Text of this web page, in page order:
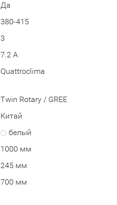
Да
380-415
3
7.2 А
Quattroclima
Twin Rotary / GREE
Китай
белый
1000 мм
245 мм
700 мм